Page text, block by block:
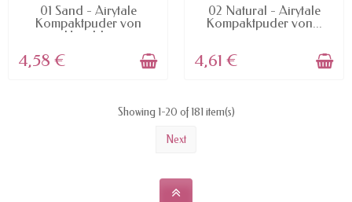
AVAILABLE
01 Sand - Airytale
Kompaktpuder von
Harald...
4,58 €
AVAILABLE
02 Natural - Airytale
Kompaktpuder von...
4,61 €
Showing 1-20 of 181 item(s)
Next